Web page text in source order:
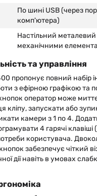
По шині USB (через
комп'ютера)
Настільний
механічними
та управління
пропонує повний набір
з ефірною графікою та
оператор може
кліпу, запускати або
камери з 1 по 4.
4 гарячі клавіші
користувача.
забезпечує чіткий
дії навіть в умовах